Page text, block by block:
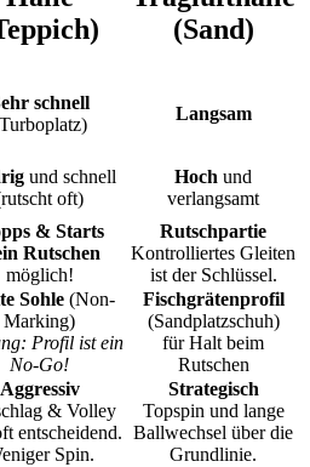
)
(Sand)
schnell
Langsam
und schnell
oft)
Hoch und
verlangsamt
& Starts
Rutschen
möglich!
Rutschpartie
Kontrolliertes Gleiten
ist der Schlüssel.
Sohle (Non-
Marking)
Profil ist ein
No-Go!
Fischgrätenprofil
(Sandplatzschuh)
für Halt beim
Rutschen
Aggressiv
& Volley
entscheidend.
Spin.
Strategisch
Topspin und lange
Ballwechsel über die
Grundlinie.